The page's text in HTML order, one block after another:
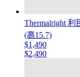
Thermalright 利
(高15.7)
$1,490
$2,490